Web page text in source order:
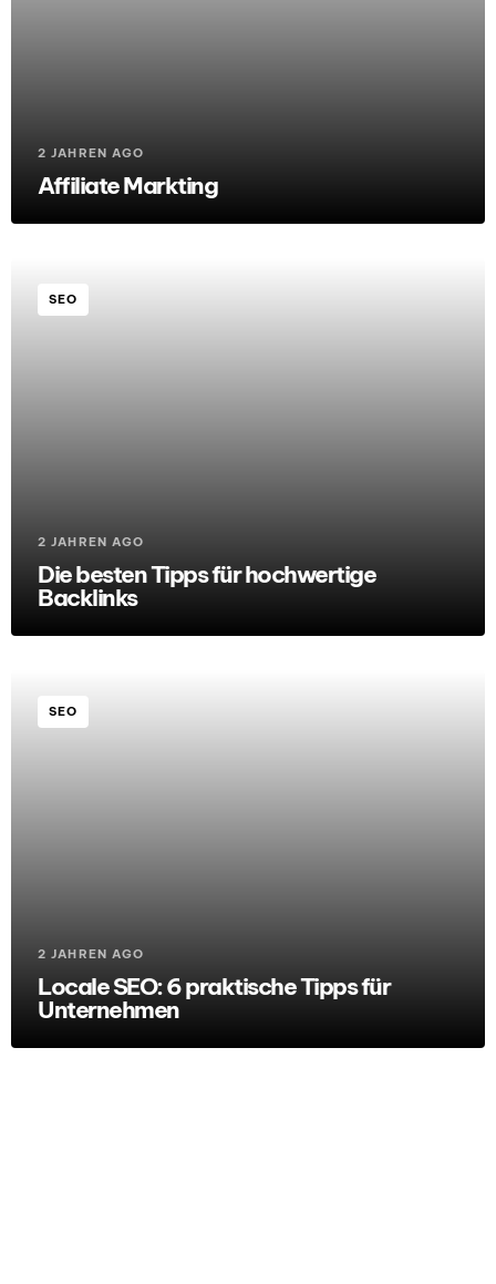
2 JAHREN AGO
Affiliate Markting
SEO
2 JAHREN AGO
Die besten Tipps für hochwertige
Backlinks
SEO
2 JAHREN AGO
Locale SEO: 6 praktische Tipps für
Unternehmen